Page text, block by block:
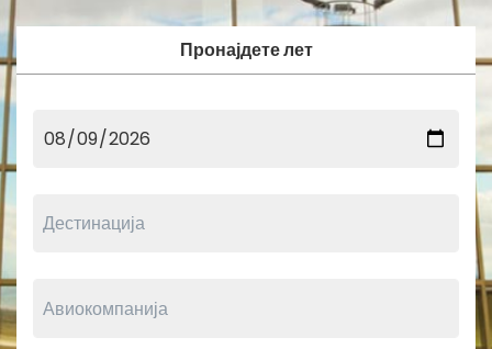
Пронајдете лет